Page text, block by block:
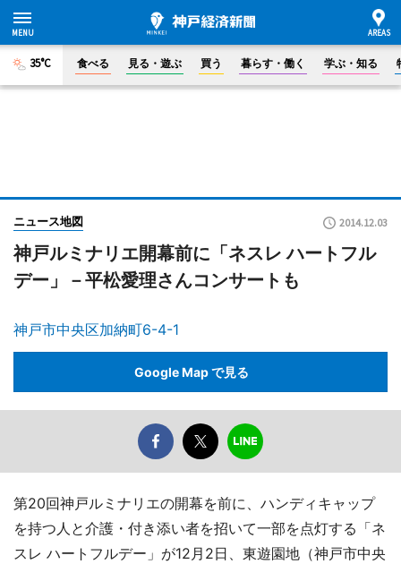
35°C 食べる 見る・遊ぶ 買う 暮らす・働く 学ぶ・知る
ニュース地図 2014.12.03
神戸ルミナリエ開幕前に「ネスレ ハートフル
デー」－平松愛理さんコンサートも
神戸市中央区加納町6-4-1
Google Map で見る
第20回神戸ルミナリエの開幕を前に、ハンディキャップ
を持つ人と介護・付き添い者を招いて一部を点灯する「ネ
スレ ハートフルデー」が12月2日、東遊園地（神戸市中央